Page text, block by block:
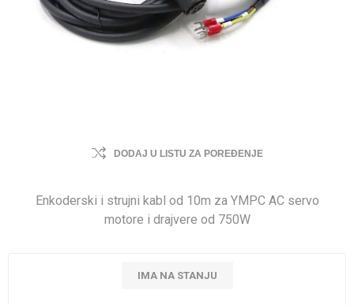
DODAJ U LISTU ZA POREĐENJE
Enkoderski i strujni kabl od 10m za YMPC AC servo
motore i drajvere od 750W
IMA NA STANJU